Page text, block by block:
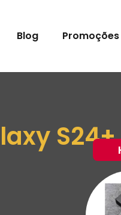
Blog Promoções
S24+